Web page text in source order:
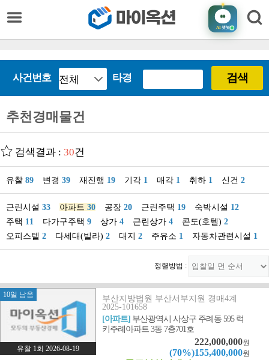
AI챗봇
사건번호 타경 검색
추천경매물건
검색결과 : 30건
유찰 89 변경 39 재진행 19 기각 1 매각 1 취하 1 신건 2
근린시설 33 아파트 30 공장 20 근린주택 19 숙박시설 12
주택 11 다가구주택 9 상가 4 근린상가 4 콘도(호텔) 2
오피스텔 2 다세대(빌라) 2 대지 2 주유소 1 자동차관련시설 1
정렬방법 :
10일 남음
유찰 1회 2026-08-19
부산지방법원 부산서부지원 경매4계
2025-101658
[아파트] 부산광역시 사상구 주례동 595 럭
키주례아파트 3동 7층701호
222,000,000원
(70%)155,400,000원